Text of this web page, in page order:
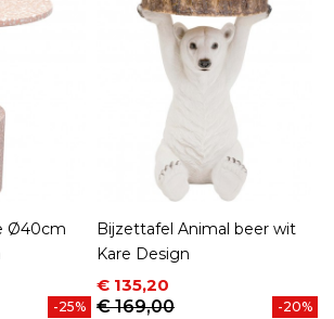
Ø40cm
-25%
Bijzettafel Animal beer wit
Kare Design
Prijs
€ 135,20
Normale prijs
€ 169,00
-20%